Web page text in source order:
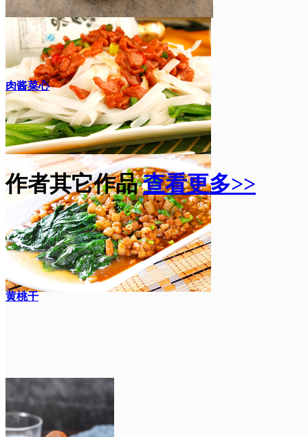
肉酱菜心
作者其它作品 查看更多>>
黄桃干